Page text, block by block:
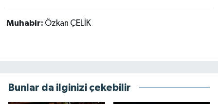
Muhabir: Özkan ÇELİK
Bunlar da ilginizi çekebilir